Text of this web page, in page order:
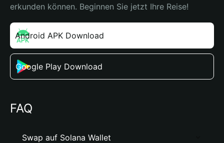
erkunden können. Beginnen Sie jetzt Ihre Reise!
Android APK Download
Google Play Download
FAQ
Swap auf Solana Wallet